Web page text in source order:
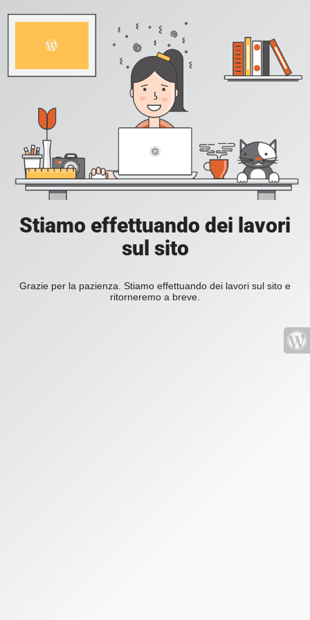
Stiamo effettuando dei lavori
sul sito
Grazie per la pazienza. Stiamo effettuando dei lavori sul sito e
ritorneremo a breve.